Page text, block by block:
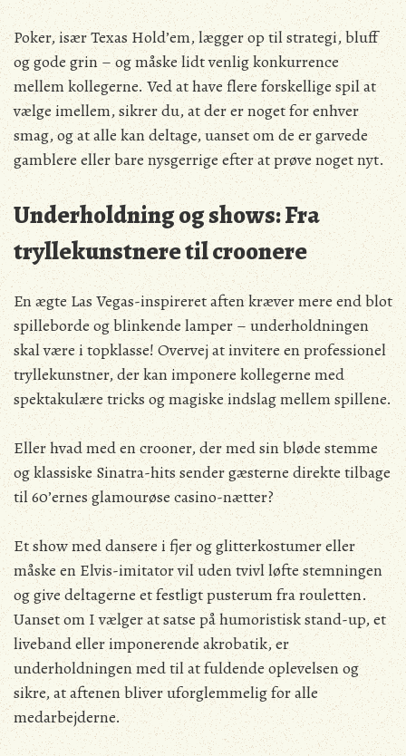
Poker, især Texas Hold’em, lægger op til strategi, bluff
og gode grin – og måske lidt venlig konkurrence
mellem kollegerne. Ved at have flere forskellige spil at
vælge imellem, sikrer du, at der er noget for enhver
smag, og at alle kan deltage, uanset om de er garvede
gamblere eller bare nysgerrige efter at prøve noget nyt.
Underholdning og shows: Fra
tryllekunstnere til croonere
En ægte Las Vegas-inspireret aften kræver mere end blot
spilleborde og blinkende lamper – underholdningen
skal være i topklasse! Overvej at invitere en professionel
tryllekunstner, der kan imponere kollegerne med
spektakulære tricks og magiske indslag mellem spillene.
Eller hvad med en crooner, der med sin bløde stemme
og klassiske Sinatra-hits sender gæsterne direkte tilbage
til 60’ernes glamourøse casino-nætter?
Et show med dansere i fjer og glitterkostumer eller
måske en Elvis-imitator vil uden tvivl løfte stemningen
og give deltagerne et festligt pusterum fra rouletten.
Uanset om I vælger at satse på humoristisk stand-up, et
liveband eller imponerende akrobatik, er
underholdningen med til at fuldende oplevelsen og
sikre, at aftenen bliver uforglemmelig for alle
medarbejderne.